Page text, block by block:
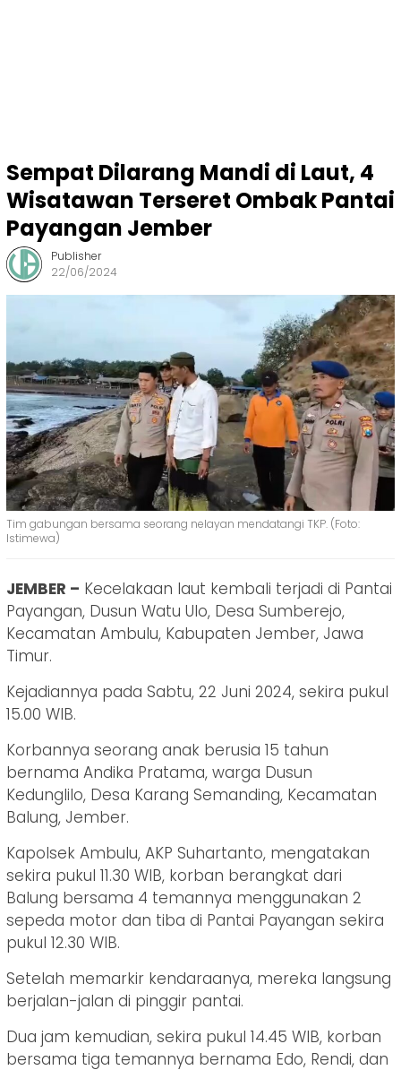
Sempat Dilarang Mandi di Laut, 4
Wisatawan Terseret Ombak Pantai
Payangan Jember
Publisher
22/06/2024
Tim gabungan bersama seorang nelayan mendatangi TKP. (Foto:
Istimewa)
JEMBER – Kecelakaan laut kembali terjadi di Pantai
Payangan, Dusun Watu Ulo, Desa Sumberejo,
Kecamatan Ambulu, Kabupaten Jember, Jawa
Timur.
Kejadiannya pada Sabtu, 22 Juni 2024, sekira pukul
15.00 WIB.
Korbannya seorang anak berusia 15 tahun
bernama Andika Pratama, warga Dusun
Kedunglilo, Desa Karang Semanding, Kecamatan
Balung, Jember.
Kapolsek Ambulu, AKP Suhartanto, mengatakan
sekira pukul 11.30 WIB, korban berangkat dari
Balung bersama 4 temannya menggunakan 2
sepeda motor dan tiba di Pantai Payangan sekira
pukul 12.30 WIB.
Setelah memarkir kendaraanya, mereka langsung
berjalan-jalan di pinggir pantai.
Dua jam kemudian, sekira pukul 14.45 WIB, korban
bersama tiga temannya bernama Edo, Rendi, dan